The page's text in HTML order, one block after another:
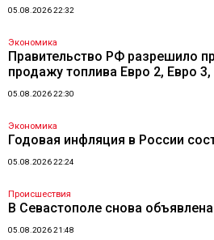
05.08.2026 22:32
Экономика
Правительство РФ разрешило
продажу топлива Евро 2, Евро 3,
05.08.2026 22:30
Экономика
Годовая инфляция в России
05.08.2026 22:24
Происшествия
В Севастополе снова
05.08.2026 21:48